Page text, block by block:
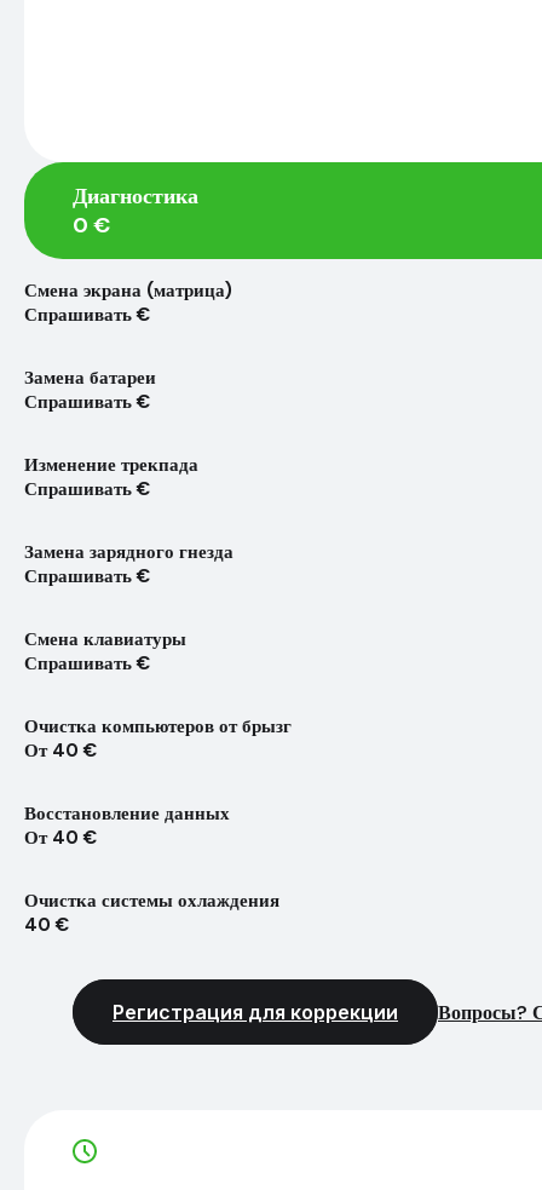
Диагностика
0 €
Смена экрана (матрица)
Спрашивать €
Замена батареи
Спрашивать €
Изменение трекпада
Спрашивать €
Замена зарядного гнезда
Спрашивать €
Смена клавиатуры
Спрашивать €
Очистка компьютеров от брызг
От 40 €
Восстановление данных
От 40 €
Очистка системы охлаждения
40 €
Регистрация для коррекции Вопросы?